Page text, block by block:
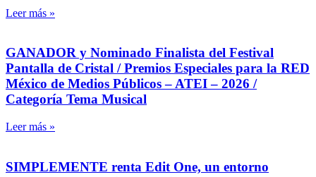
Leer más »
GANADOR y Nominado Finalista del Festival
Pantalla de Cristal / Premios Especiales para la RED
México de Medios Públicos – ATEI – 2026 /
Categoría Tema Musical
Leer más »
SIMPLEMENTE renta Edit One, un entorno